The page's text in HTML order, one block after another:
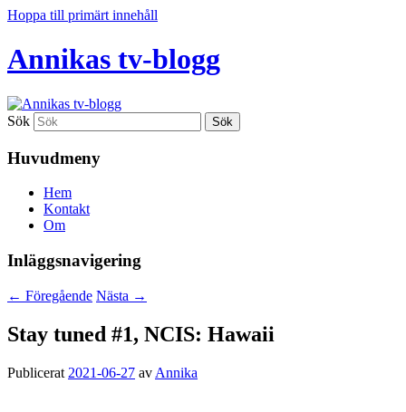
Hoppa till primärt innehåll
Annikas tv-blogg
Sök
Huvudmeny
Hem
Kontakt
Om
Inläggsnavigering
← Föregående Nästa →
Stay tuned #1, NCIS: Hawaii
Publicerat 2021-06-27 av Annika